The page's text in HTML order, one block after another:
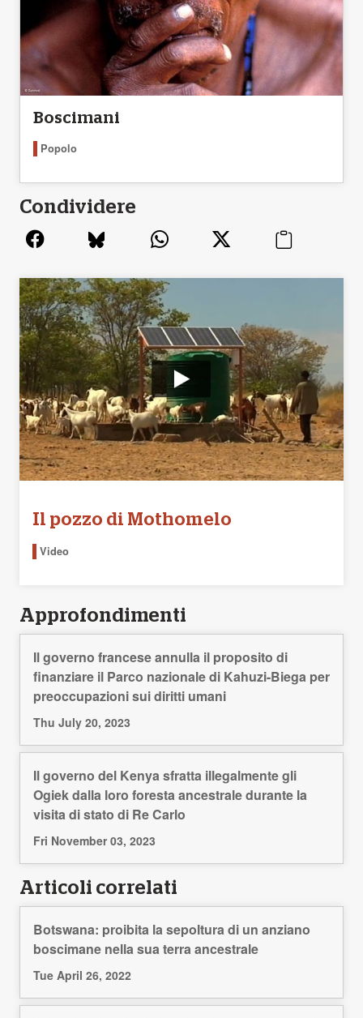
Boscimani
Popolo
Condividere
Il pozzo di Mothomelo
Video
Approfondimenti
Il governo francese annulla il proposito di
finanziare il Parco nazionale di Kahuzi-Biega per
preoccupazioni sui diritti umani
Thu July 20, 2023
Il governo del Kenya sfratta illegalmente gli
Ogiek dalla loro foresta ancestrale durante la
visita di stato di Re Carlo
Fri November 03, 2023
Articoli correlati
Botswana: proibita la sepoltura di un anziano
boscimane nella sua terra ancestrale
Tue April 26, 2022